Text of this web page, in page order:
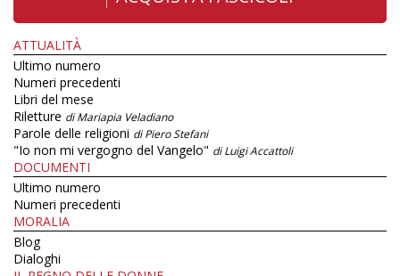
ATTUALITÀ
Ultimo numero
Numeri precedenti
Libri del mese
Riletture di Mariapia Veladiano
Parole delle religioni di Piero Stefani
"Io non mi vergogno del Vangelo" di Luigi Accattoli
DOCUMENTI
Ultimo numero
Numeri precedenti
MORALIA
Blog
Dialoghi